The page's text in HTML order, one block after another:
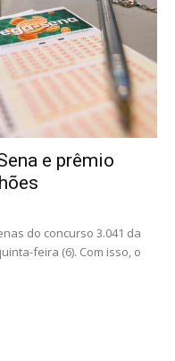
e prêmio
do concurso 3.041 da
feira (6). Com isso, o